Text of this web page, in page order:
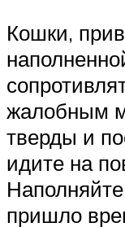
Кошки,
жалобным
тверды и
идите на
пришло